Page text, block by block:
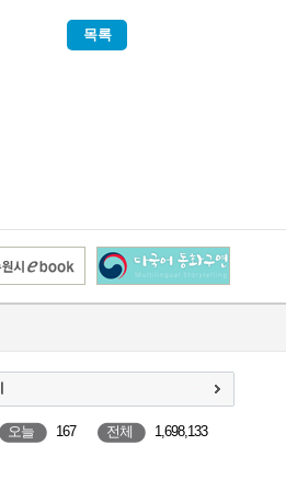
목록
오늘 167 전체 1,698,133